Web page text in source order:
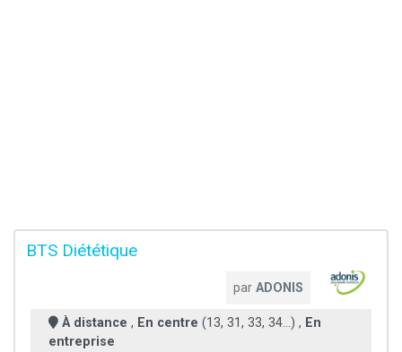
BTS Diététique
par ADONIS
À distance , En centre (13, 31, 33, 34...) , En
entreprise